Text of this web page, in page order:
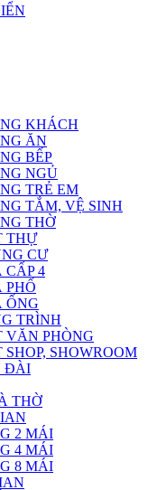
KHÁCH
ĂN
BẾP
NGỦ
TRẺ EM
TẮM, VỆ SINH
THỜ
THỰ
CƯ
4
PHỐ
ỐNG
TRÌNH
VĂN PHÒNG
SHOWROOM
ĐÀI
THỜ
2 MÁI
4 MÁI
8 MÁI